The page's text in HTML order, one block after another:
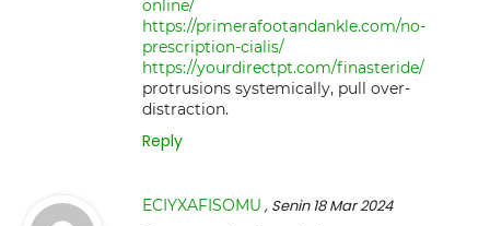
online/
https://primerafootandankle.com/no-
prescription-cialis/
https://yourdirectpt.com/finasteride/
protrusions systemically, pull over-
distraction.
Reply
ECIYXAFISOMU , Senin 18 Mar 2024